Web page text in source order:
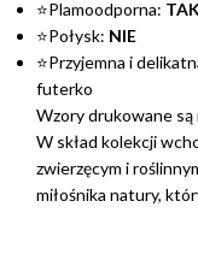
⭐Plamoodporna:
⭐Połysk: NIE
⭐Przyjemna i
futerko
Wzory drukowane
W skład kolekcji
zwierzęcym i
miłośnika natury,